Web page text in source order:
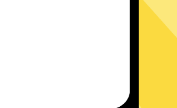
在路上还是沙发上，都能轻松快速地访问